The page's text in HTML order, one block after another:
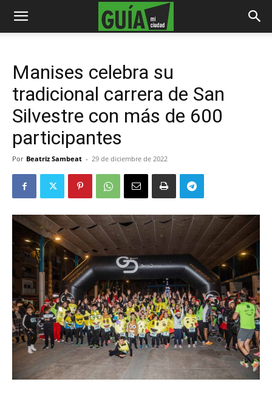
Manises celebra su
tradicional carrera de San
Silvestre con más de 600
participantes
Por Beatriz Sambeat - 29 de diciembre de 2022